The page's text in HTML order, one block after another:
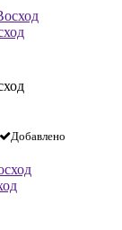
Добавлено